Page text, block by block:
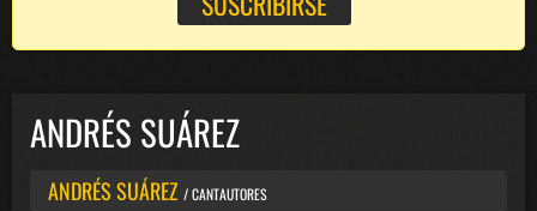
ANDRÉS SUÁREZ
ANDRÉS SUÁREZ / CANTAUTORES